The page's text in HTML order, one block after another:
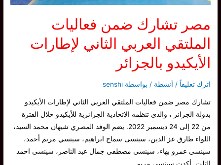
ايكيدو
مصر تشارك ضمن فعاليات
الملتقي العربي الثاني لإطارات
الأيكيدو بالجزائر
اترك تعليقاً / أنشطة / بواسطة senshi
تشارك مصر ضمن فعاليات الملتقي العربي الثاني لإطارات الأيكيدو
بدولة الجزائر ، والذي تنظمه الاتحادية الجزائرية للأيكيدو خلال الفترة
من 22 إلى 24 ديسمبر 2022. يضم الوفد المصري شيهان محمد السيد،
اللواء طارق عز الدين، سينسى سماح ابراهيم، سينسي مريم أحمد،
سينسي عمرو بهاء، سينسى مصطفى جمال عبد الناصر، سينسى احمد